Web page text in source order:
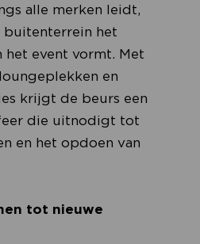
alle merken leidt,
het
het event vormt. Met
en
krijgt de beurs een
die uitnodigt tot
en het opdoen van
tot nieuwe